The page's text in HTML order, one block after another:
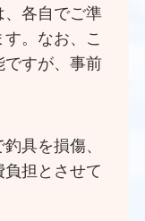
、各自でご準
。なお、こ
ですが、事前
具を損傷、
担とさせて